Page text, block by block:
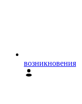
возникновения